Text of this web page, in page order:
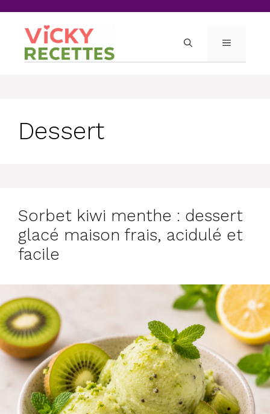
content
MENU
Dessert
Sorbet kiwi menthe : dessert
glacé maison frais, acidulé et
facile